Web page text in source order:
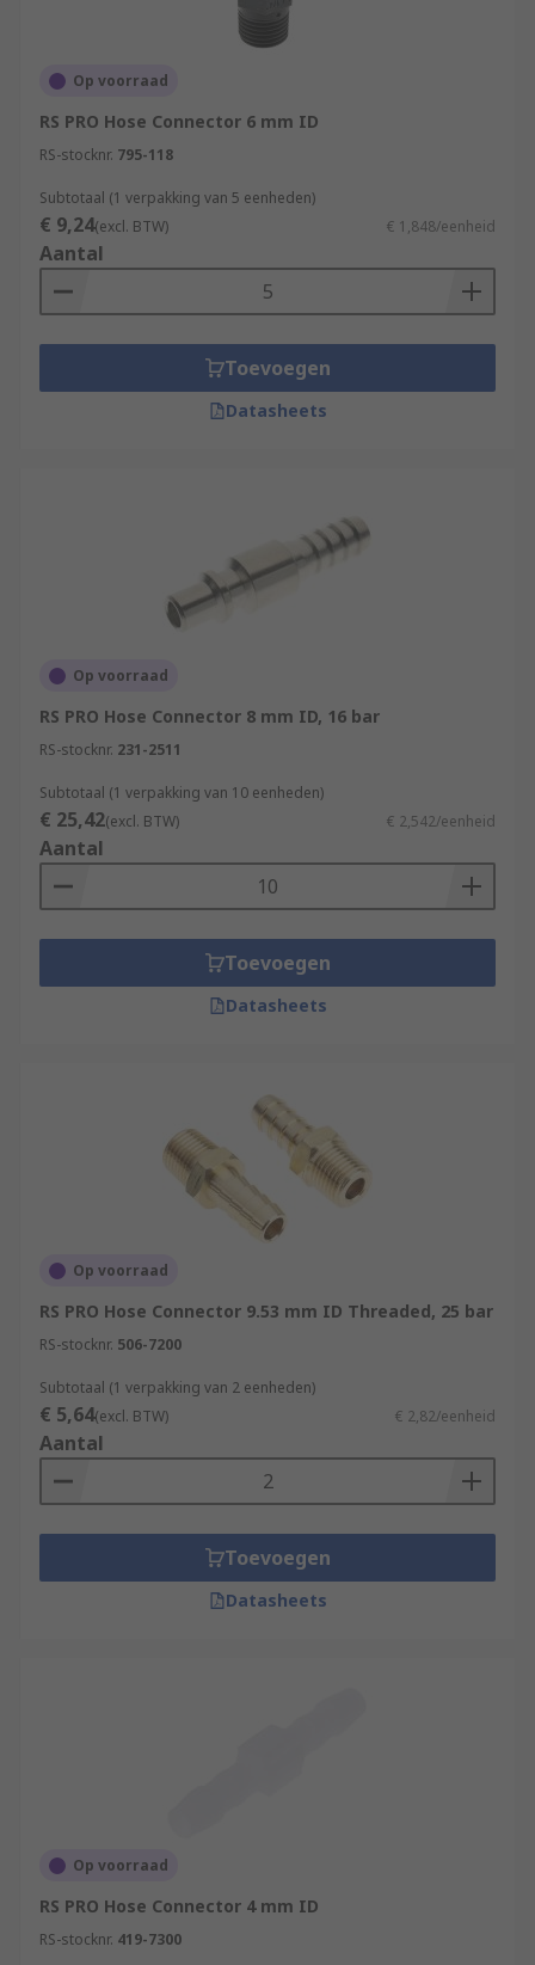
Op voorraad
RS PRO Hose Connector 6 mm ID
RS-stocknr. 795-118
Subtotaal (1 verpakking van 5 eenheden)
€ 9,24(excl. BTW) € 1,848/eenheid
Aantal
Toevoegen
Datasheets
Op voorraad
RS PRO Hose Connector 8 mm ID, 16 bar
RS-stocknr. 231-2511
Subtotaal (1 verpakking van 10 eenheden)
€ 25,42(excl. BTW) € 2,542/eenheid
Aantal
Toevoegen
Datasheets
Op voorraad
RS PRO Hose Connector 9.53 mm ID Threaded, 25 bar
RS-stocknr. 506-7200
Subtotaal (1 verpakking van 2 eenheden)
€ 5,64(excl. BTW) € 2,82/eenheid
Aantal
Toevoegen
Datasheets
Op voorraad
RS PRO Hose Connector 4 mm ID
RS-stocknr. 419-7300